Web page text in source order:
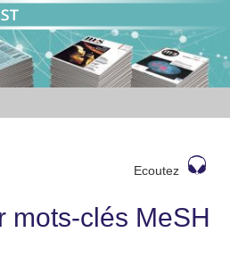
Ecoutez
mots-clés MeSH